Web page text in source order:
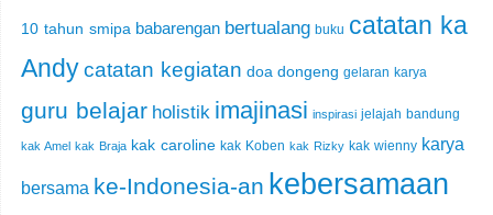
10 tahun smipa babarengan bertualang buku catatan ka
Andycatatan kegiatan doa dongeng gelaran karya
guru belajar holistik imajinasi inspirasi jelajah bandung
kak Amel kak Braja kak caroline kak Koben kak Rizky kak wienny karya
bersama ke-Indonesia-an kebersamaan